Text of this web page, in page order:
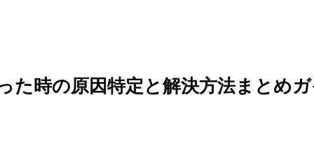
た時の原因特定と解決方法まとめ